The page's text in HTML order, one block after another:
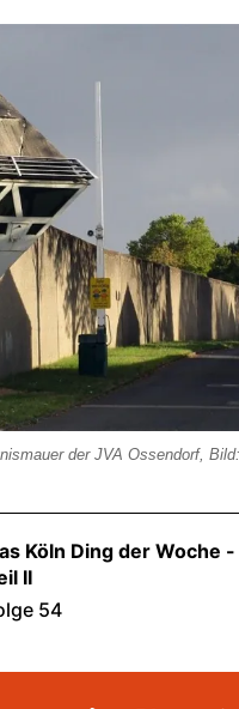
der JVA Ossendorf,